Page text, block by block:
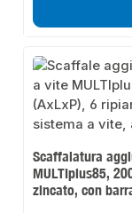
Scaffalatura
MULTIplus85,
zincato, con